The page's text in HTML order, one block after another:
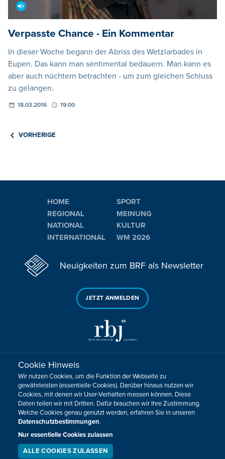
Verpasste Chance - Ein Kommentar
In dieser Woche begann der Abriss des Wetzlarbades in
Eupen. Das kann man sentimental bedauern. Man kann es
aber auch nüchtern betrachten - um zum gleichen Schluss
zu gelangen.
18.03.2016 19:00
VORHERIGE
HOME
REGIONAL
NATIONAL
INTERNATIONAL
SPORT
MEINUNG
KULTUR
WM 2026
Neuigkeiten zum BRF als Newsletter
JETZT ANMELDEN
Sie haben noch Fragen oder Anmerkungen?
KONTAKTIEREN SIE UNS!
Impressum Datenschutz Kontakt
Barrierefreiheit
Cookie-Zustimmung anpassen
Design, Konzept & Programmierung:
Cookie Hinweis
Wir nutzen Cookies, um die Funktion der Webseite zu
gewährleisten (essentielle Cookies). Darüber hinaus nutzen wir
Cookies, mit denen wir User-Verhalten messen können. Diese
Daten teilen wir mit Dritten. Dafür brauchen wir Ihre Zustimmung.
Welche Cookies genau genutzt werden, erfahren Sie in unseren
Datenschutzbestimmungen.
Nur essentielle Cookies zulassen
ALLE COOKIES ZULASSEN
LIVESTREAM